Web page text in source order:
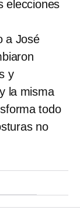
elecciones
a José
y
la misma
todo
no